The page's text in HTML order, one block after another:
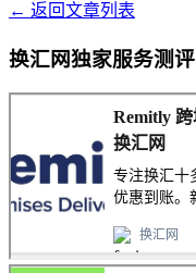
← 返回文章列表
换汇网独家服务测评